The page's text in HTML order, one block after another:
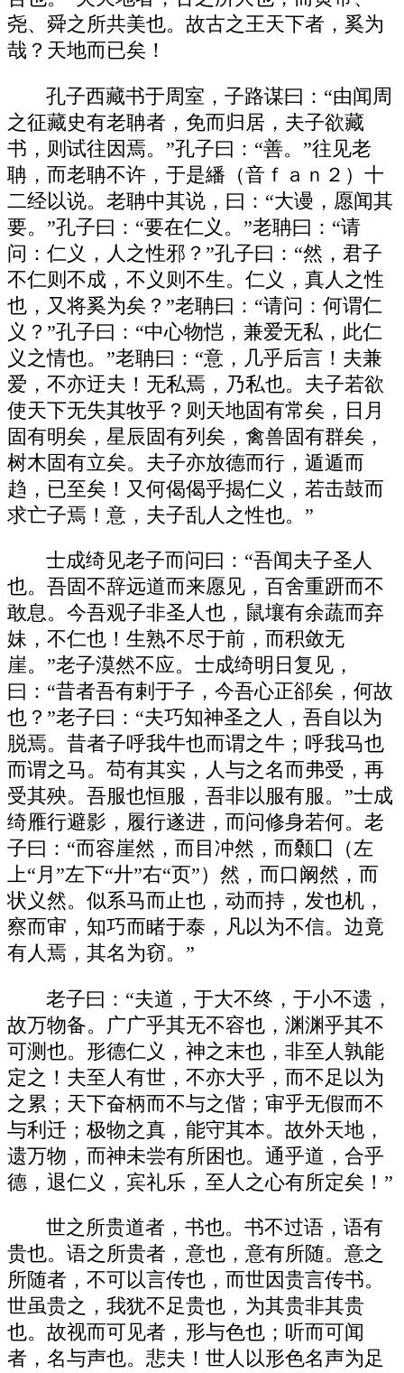
尧、舜之所共美也。故古之王天下者，奚为
哉？天地而已矣！
孔子西藏书于周室，子路谋曰：“由闻周
之征藏史有老聃者，免而归居，夫子欲藏
书，则试往因焉。”孔子曰：“善。”往见老
聃，而老聃不许，于是繙（音ｆａｎ２）十
二经以说。老聃中其说，曰：“大谩，愿闻其
要。”孔子曰：“要在仁义。”老聃曰：“请
问：仁义，人之性邪？”孔子曰：“然，君子
不仁则不成，不义则不生。仁义，真人之性
也，又将奚为矣？”老聃曰：“请问：何谓仁
义？”孔子曰：“中心物恺，兼爱无私，此仁
义之情也。”老聃曰：“意，几乎后言！夫兼
爱，不亦迂夫！无私焉，乃私也。夫子若欲
使天下无失其牧乎？则天地固有常矣，日月
固有明矣，星辰固有列矣，禽兽固有群矣，
树木固有立矣。夫子亦放德而行，遁遁而
趋，已至矣！又何偈偈乎揭仁义，若击鼓而
求亡子焉！意，夫子乱人之性也。”
士成绮见老子而问曰：“吾闻夫子圣人
也。吾固不辞远道而来愿见，百舍重趼而不
敢息。今吾观子非圣人也，鼠壤有余蔬而弃
妹，不仁也！生熟不尽于前，而积敛无
崖。”老子漠然不应。士成绮明日复见，
曰：“昔者吾有剌于子，今吾心正郤矣，何故
也？”老子曰：“夫巧知神圣之人，吾自以为
脱焉。昔者子呼我牛也而谓之牛；呼我马也
而谓之马。苟有其实，人与之名而弗受，再
受其殃。吾服也恒服，吾非以服有服。”士成
绮雁行避影，履行遂进，而问修身若何。老
子曰：“而容崖然，而目冲然，而颡囗（左
上“月”左下“廾”右“页”）然，而口阚然，而
状义然。似系马而止也，动而持，发也机，
察而审，知巧而睹于泰，凡以为不信。边竟
有人焉，其名为窃。”
老子曰：“夫道，于大不终，于小不遗，
故万物备。广广乎其无不容也，渊渊乎其不
可测也。形德仁义，神之末也，非至人孰能
定之！夫至人有世，不亦大乎，而不足以为
之累；天下奋柄而不与之偕；审乎无假而不
与利迁；极物之真，能守其本。故外天地，
遗万物，而神未尝有所困也。通乎道，合乎
德，退仁义，宾礼乐，至人之心有所定矣！”
世之所贵道者，书也。书不过语，语有
贵也。语之所贵者，意也，意有所随。意之
所随者，不可以言传也，而世因贵言传书。
世虽贵之，我犹不足贵也，为其贵非其贵
也。故视而可见者，形与色也；听而可闻
者，名与声也。悲夫！世人以形色名声为足